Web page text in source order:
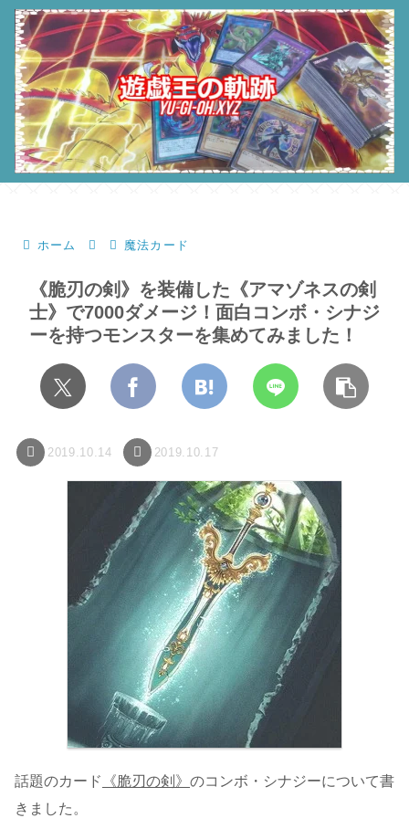
ホーム 魔法カード
《脆刃の剣》を装備した《アマゾネスの剣
士》で7000ダメージ！面白コンボ・シナジ
ーを持つモンスターを集めてみました！
2019.10.14 2019.10.17
話題のカード 《脆刃の剣》 のコンボ・シナジーについて書
きました。